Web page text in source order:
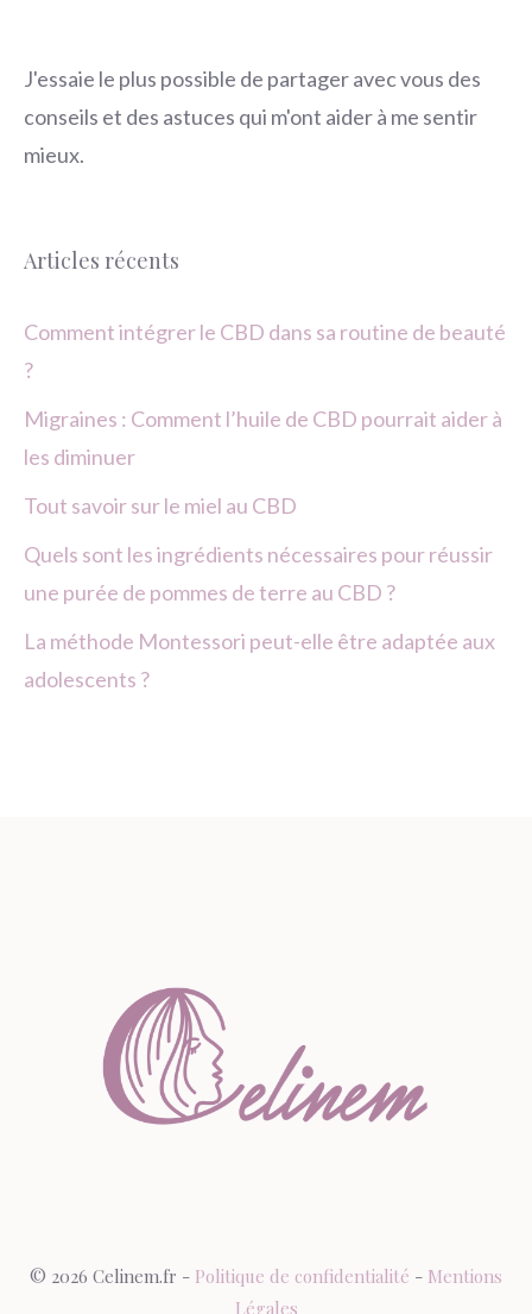
J'essaie le plus possible de partager avec vous des
conseils et des astuces qui m'ont aider à me sentir
mieux.
Articles récents
Comment intégrer le CBD dans sa routine de beauté
?
Migraines : Comment l’huile de CBD pourrait aider à
les diminuer
Tout savoir sur le miel au CBD
Quels sont les ingrédients nécessaires pour réussir
une purée de pommes de terre au CBD ?
La méthode Montessori peut-elle être adaptée aux
adolescents ?
© 2026 Celinem.fr - Politique de confidentialité - Mentions
Légales